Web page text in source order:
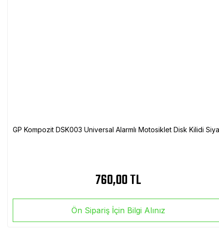
GP Kompozit DSK003 Universal Alarmlı Motosiklet Disk Kilidi
760,00 TL
Ön Sipariş İçin Bilgi Alınız